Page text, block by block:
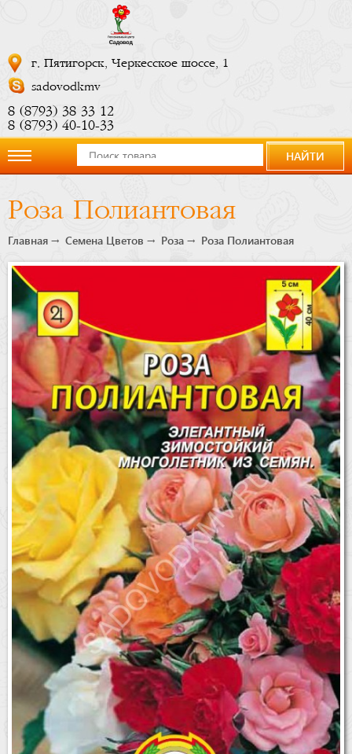
г. Пятигорск, Черкесское шоссе, 1
sadovodkmv
8 (8793) 38 33 12
8 (8793) 40-10-33
компании
Новости
Купить
сейчас
Бренды
Доставка
Оптовикам
НАЙТИ
Роза Полиантовая
Главная Семена Цветов Роза Роза Полиантовая